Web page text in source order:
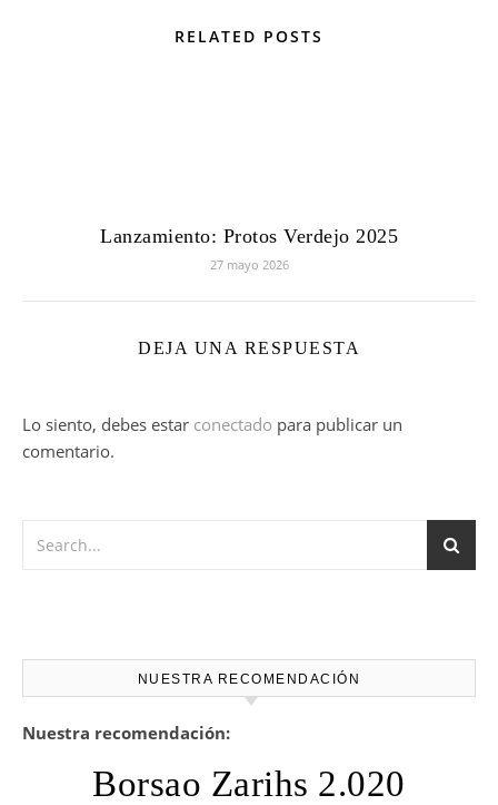
RELATED POSTS
Lanzamiento: Protos Verdejo 2025
27 mayo 2026
DEJA UNA RESPUESTA
Lo siento, debes estar conectado para publicar un
comentario.
NUESTRA RECOMENDACIÓN
Nuestra recomendación:
Borsao Zarihs 2.020